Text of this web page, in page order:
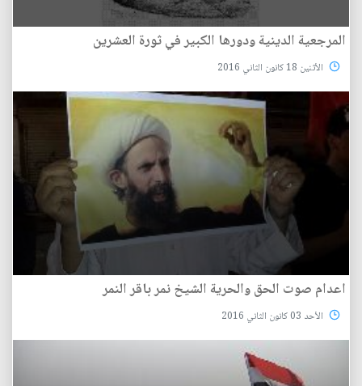
المرجعية الدينية ودورها الكبير في ثورة العشرين
الأثنين 18 كانون الثاني 2016
اعدام صوت الحق والحرية الشيخ نمر باقر النمر
الأحد 03 كانون الثاني 2016